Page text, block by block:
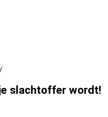
slachtoffer wordt!